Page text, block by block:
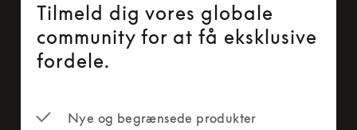
Tilmeld dig vores globale
community for at få eksklusive
fordele.
Nye og begrænsede produkter